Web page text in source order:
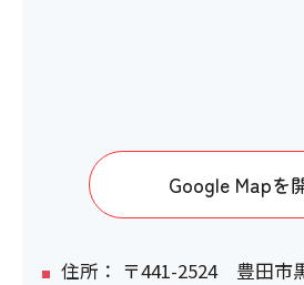
階段の手すり
〇
Google Mapを
住所： 〒441-2524 豊田市